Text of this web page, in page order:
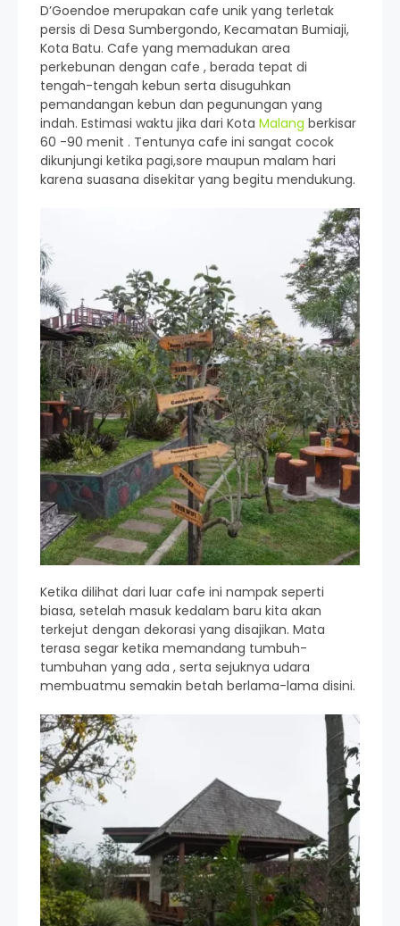
D’Goendoe merupakan cafe unik yang terletak
persis di Desa Sumbergondo, Kecamatan Bumiaji,
Kota Batu. Cafe yang memadukan area
perkebunan dengan cafe , berada tepat di
tengah-tengah kebun serta disuguhkan
pemandangan kebun dan pegunungan yang
indah. Estimasi waktu jika dari Kota Malang berkisar
60 -90 menit . Tentunya cafe ini sangat cocok
dikunjungi ketika pagi,sore maupun malam hari
karena suasana disekitar yang begitu mendukung.
Ketika dilihat dari luar cafe ini nampak seperti
biasa, setelah masuk kedalam baru kita akan
terkejut dengan dekorasi yang disajikan. Mata
terasa segar ketika memandang tumbuh-
tumbuhan yang ada , serta sejuknya udara
membuatmu semakin betah berlama-lama disini.